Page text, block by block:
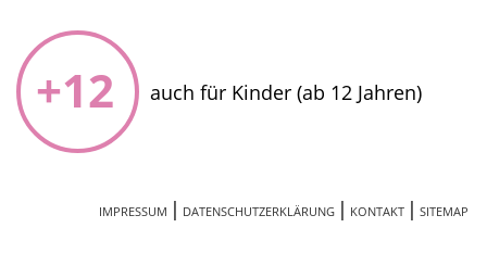
auch für Kinder (ab 12 Jahren)
IMPRESSUM DATENSCHUTZERKLÄRUNG KONTAKT SITEMAP